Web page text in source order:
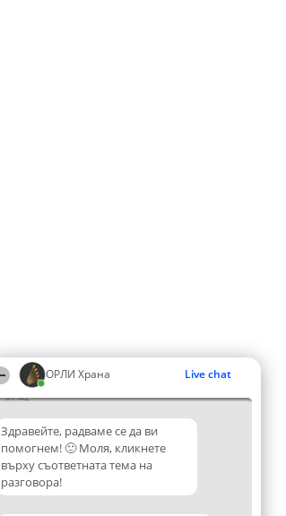
ОРЛИ Храна Live chat
07:42
Здравейте, радваме се да ви
помогнем! 🙂 Моля, кликнете
върху съответната тема на
разговора!